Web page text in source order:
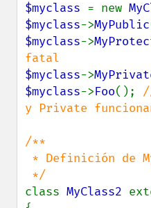
$myclass = new
$myclass->MyPublic
$myclass->
$myclass->
$myclass->Foo();
y Private
/**
class MyClass2